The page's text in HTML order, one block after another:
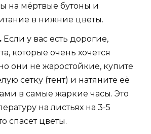
на мёртвые бутоны и
в нижние цветы.
Если у вас есть дорогие,
которые очень хочется
они не жаростойкие, купите
сетку (тент) и натяните её
в самые жаркие часы. Это
на листьях на 3-5
спасет цветы.